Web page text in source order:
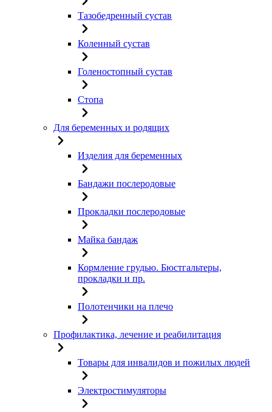
Тазобедренный сустав
Коленный сустав
Голеностопный сустав
Стопа
Для беременных и родящих
Изделия для беременных
Бандажи послеродовые
Прокладки послеродовые
Майка бандаж
Кормление грудью. Бюстгальтеры,
прокладки и пр.
Полотенчики на плечо
Профилактика, лечение и реабилитация
Товары для инвалидов и пожилых людей
Электростимуляторы